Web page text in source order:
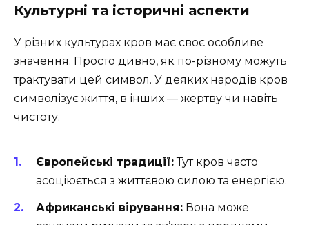
Культурні та історичні аспекти
У різних культурах кров має своє особливе
значення. Просто дивно, як по-різному можуть
трактувати цей символ. У деяких народів кров
символізує життя, в інших — жертву чи навіть
чистоту.
Європейські традиції:Тут кров часто
асоціюється з життєвою силою та енергією.
Африканські вірування: Вона може